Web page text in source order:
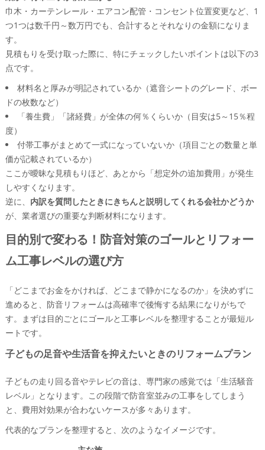
巾木・カーテンレール・エアコン配管・コンセント位置変更など、1
つ1つは数千円～数万円でも、合計するとそれなりの金額になりま
す。
見積もりを受け取った際に、特にチェックしたいポイントは以下の3
点です。
材料名と厚みが明記されているか（遮音シートのグレード、ボー
ドの枚数など）
「養生費」「諸経費」が全体の何％くらいか（目安は5～15％程
度）
付帯工事がまとめて一式になっていないか（項目ごとの数量と単
価が記載されているか）
ここが曖昧な見積もりほど、あとから「想定外の追加費用」が発生
しやすくなります。
逆に、 内訳を質問したときにきちんと説明してくれる会社かどうか
が、業者選びの重要な判断材料になります。
目的別で変わる！防音対策のゴールとリフォー
ム工事レベルの選び方
「どこまでお金をかければ、どこまで静かになるのか」を決めずに
進めると、防音リフォームは高確率で後悔する結果になりがちで
す。まずは目的ごとにゴールと工事レベルを整理することが最短ル
ートです。
子どもの足音や生活音を抑えたいときのリフォームプラン
子どもの走り回る音やテレビの音は、専門家の感覚では「生活騒音
レベル」となります。この段階で防音室並みの工事をしてしまう
と、費用対効果が合わないケースが多々あります。
代表的なプランを整理すると、次のようなイメージです。